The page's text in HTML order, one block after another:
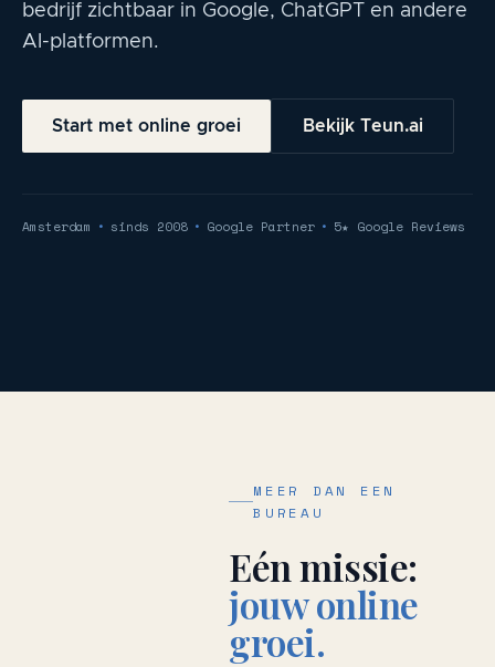
bedrijf zichtbaar in Google, ChatGPT en andere
AI-platformen.
Start met online groei Bekijk Teun.ai
Amsterdam • sinds 2008 • Google Partner • 5★ Google Reviews
MEER DAN EEN
BUREAU
Eén missie:
jouw online
groei.